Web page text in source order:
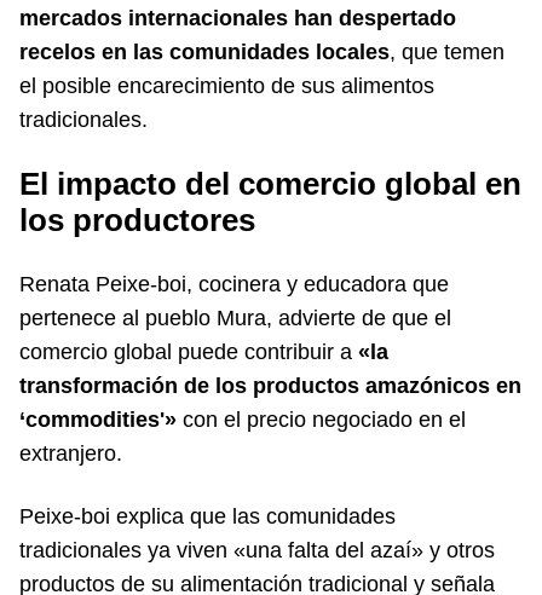
mercados internacionales han despertado
recelos en las comunidades locales, que temen
el posible encarecimiento de sus alimentos
tradicionales.
El impacto del comercio global en
los productores
Renata Peixe-boi, cocinera y educadora que
pertenece al pueblo Mura, advierte de que el
comercio global puede contribuir a «la
transformación de los productos amazónicos en
‘commodities'» con el precio negociado en el
extranjero.
Peixe-boi explica que las comunidades
tradicionales ya viven «una falta del azaí» y otros
productos de su alimentación tradicional y señala